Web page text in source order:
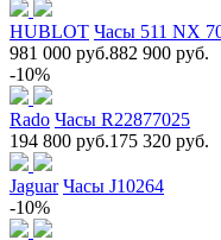
HUBLOT Часы 511 NX
981 000 руб.882 900 руб.
-10%
Rado Часы R22877025
194 800 руб.175 320 руб.
Jaguar Часы J10264
-10%